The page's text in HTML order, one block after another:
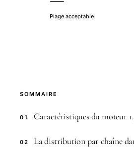
Plage acceptable
SOMMAIRE
01 Caractéristiques du moteur
02 La distribution par chaîne